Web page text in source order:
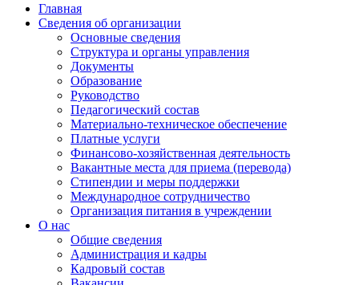
Главная
Сведения об организации
Основные сведения
Структура и органы управления
Документы
Образование
Руководство
Педагогический состав
Материально-техническое обеспечение
Платные услуги
Финансово-хозяйственная деятельность
Вакантные места для приема (перевода)
Стипендии и меры поддержки
Международное сотрудничество
Организация питания в учреждении
О нас
Общие сведения
Администрация и кадры
Кадровый состав